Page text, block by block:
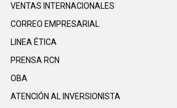
VENTAS INTERNACIONALES
CORREO EMPRESARIAL
LINEA ÉTICA
PRENSA RCN
OBA
ATENCIÓN AL INVERSIONISTA